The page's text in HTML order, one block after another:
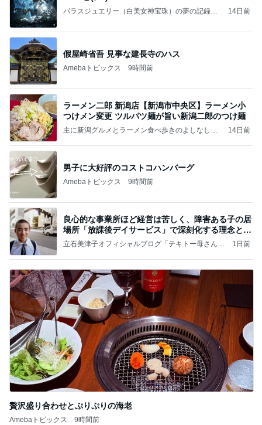
パラスジュエリー（白美女神宝珠）の夢の記録
14日前
假屋崎省吾 見事な建長寺のハス
Amebaトピックス 9時間前
ラーメン二郎 新潟店【新潟市中央区】ラーメン小
つけメン変更 ツルパツ麺が旨い新潟二郎のつけ麺
主に新潟グルメとラーメン食べ歩きのよしなしご
14日前
男子に大好評のコストコハンバーグ
Amebaトピックス 9時間前
良心的な事業所ほど経営は苦しく、障害ある子の居
場所「放課後デイサービス」で深刻化する理念と現
実の
立石美津子オフィシャルブログ「テキトー母さんの
1日前
贅沢盛り合わせとぷりぷりの海老
Amebaトピックス 9時間前